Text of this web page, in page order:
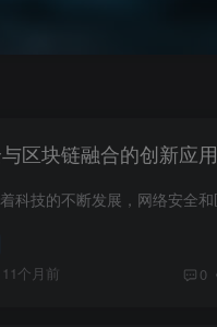
区块链融合的创新应用
11个月前 0